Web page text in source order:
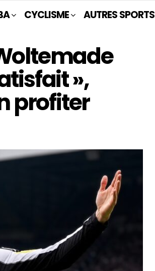
CYCLISME AUTRES SPORTS
»,
profiter